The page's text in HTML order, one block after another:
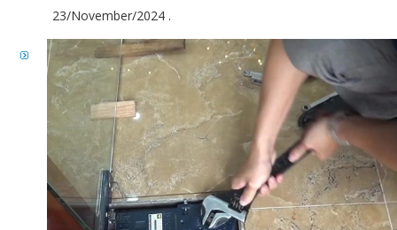
23/November/2024 .